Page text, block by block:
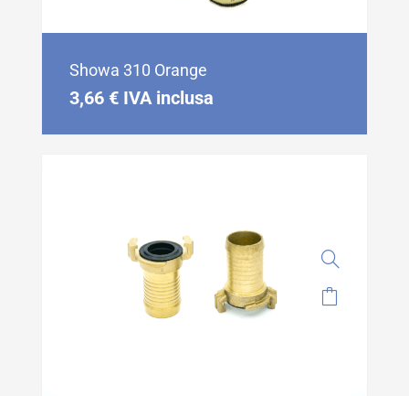
Showa 310 Orange
3,66 € IVA inclusa